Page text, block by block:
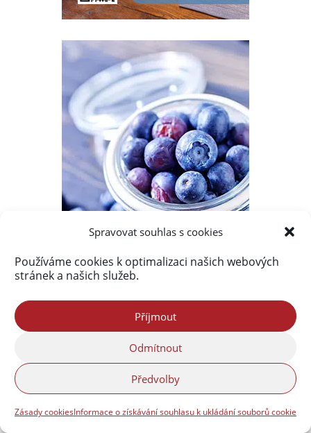
Spravovat souhlas s cookies
Používáme cookies k optimalizaci našich webových
stránek a našich služeb.
Příjmout
Odmítnout
Předvolby
Zásady cookiesInformace o získávání souhlasu k ukládání souborů cookie